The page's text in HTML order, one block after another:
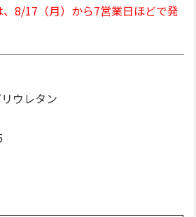
8/17（月）から7営業日ほどで発
ウレタン